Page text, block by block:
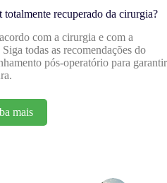
recuperado da cirurgia?
com a cirurgia e com a
todas as recomendações do
pós-operatório para garantir
mais